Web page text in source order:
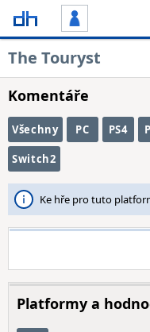
The Touryst
Komentáře
Všechny PC PS4
Switch2
Ke hře pro tuto
Platformy a